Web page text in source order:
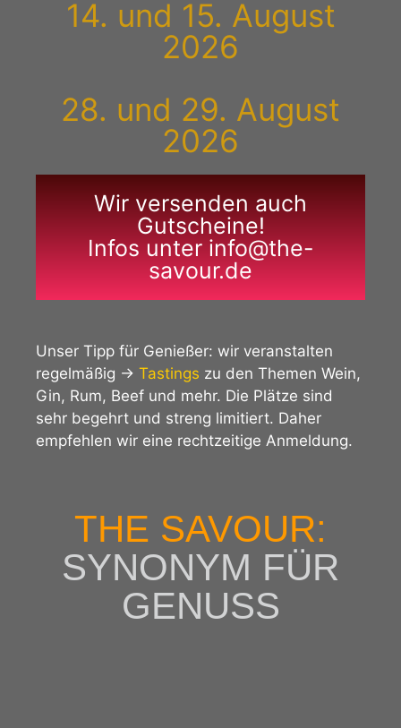
14. und 15. August
2026
28. und 29. August
2026
Wir versenden auch
Gutscheine!
Infos unter info@the-
savour.de
Unser Tipp für Genießer: wir veranstalten
regelmäßig → Tastings zu den Themen Wein,
Gin, Rum, Beef und mehr. Die Plätze sind
sehr begehrt und streng limitiert. Daher
empfehlen wir eine rechtzeitige Anmeldung.
THE SAVOUR:
SYNONYM FÜR
GENUSS